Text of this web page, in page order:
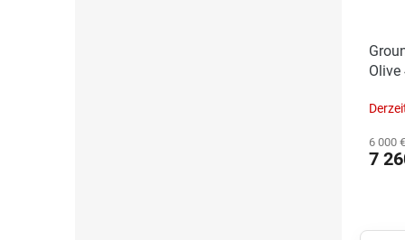
Olive
6 000
7